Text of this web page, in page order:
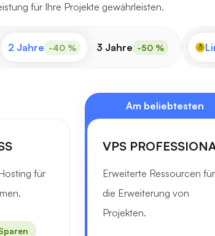
für Ihre Projekte gewährleisten.
2 Jahre -40 % 3 Jahre -50 %
für
Am beliebtesten
VPS
Erweiterte Ressourcen für
die Erweiterung von
Projekten.